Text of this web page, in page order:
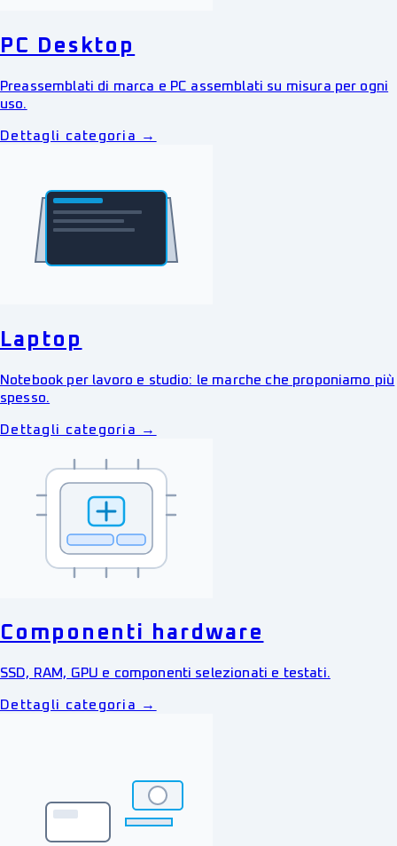
PC Desktop
Preassemblati di marca e PC assemblati su misura per ogni
uso.
Dettagli categoria →
Laptop
Notebook per lavoro e studio: le marche che proponiamo più
spesso.
Dettagli categoria →
Componenti hardware
SSD, RAM, GPU e componenti selezionati e testati.
Dettagli categoria →